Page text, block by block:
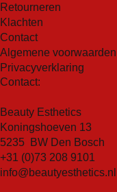
Saskatoonbessen
van West-Canada
antioxidanten,
helpen het enzym te
afbreekt, waardoor
Soja-extract
Als natuurlijke en
natuurlijke aanmaak
stimuleren en de
een jeugdig ogende
Retourneren
Klachten
Contact
Algemene voorwaarden
Privacyverklaring
Contact:
Beauty Esthetics
Koningshoeven 13
5235 BW Den Bosch
+31 (0)73 208 9101
info@beautyesthetics.nl